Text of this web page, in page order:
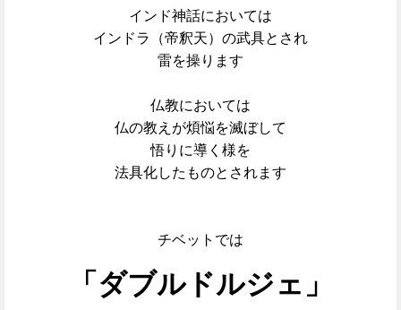
インド神話においては
インドラ（帝釈天）の武具とされ
雷を操ります
仏教においては
仏の教えが煩悩を滅ぼして
悟りに導く様を
法具化したものとされます
チベットでは
「ダブルドルジェ」